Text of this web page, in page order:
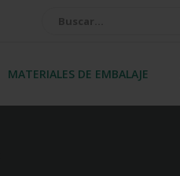
MATERIALES DE EMBALAJE